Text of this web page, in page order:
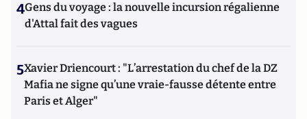
4Gens du voyage : la nouvelle incursion régalienne
d'Attal fait des vagues
5Xavier Driencourt : "L’arrestation du chef de la DZ
Mafia ne signe qu’une vraie-fausse détente entre
Paris et Alger"